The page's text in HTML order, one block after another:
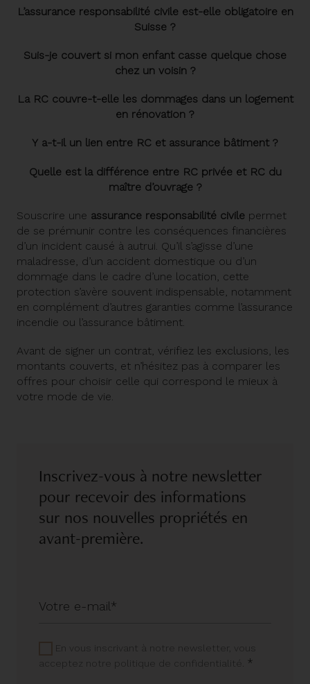
L’assurance responsabilité civile est-elle obligatoire en
Suisse ?
Suis-je couvert si mon enfant casse quelque chose
chez un voisin ?
La RC couvre-t-elle les dommages dans un logement
en rénovation ?
Y a-t-il un lien entre RC et assurance bâtiment ?
Quelle est la différence entre RC privée et RC du
maître d’ouvrage ?
Souscrire une assurance responsabilité civile permet
de se prémunir contre les conséquences financières
d’un incident causé à autrui. Qu’il s’agisse d’une
maladresse, d’un accident domestique ou d’un
dommage dans le cadre d’une location, cette
protection s’avère souvent indispensable, notamment
en complément d’autres garanties comme l’assurance
incendie ou l’assurance bâtiment.
Avant de signer un contrat, vérifiez les exclusions, les
montants couverts, et n’hésitez pas à comparer les
offres pour choisir celle qui correspond le mieux à
votre mode de vie.
Inscrivez-vous à notre newsletter
pour recevoir des informations
sur nos nouvelles propriétés en
avant-première.
En vous inscrivant à notre newsletter, vous
acceptez notre politique de confidentialité.
*